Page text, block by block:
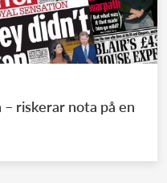
riskerar nota på en